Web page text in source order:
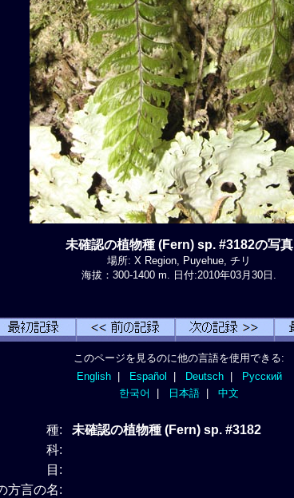
未確認の植物種 (Fern) sp. #3182の写真
場所: X Region, Puyehue, チリ
海拔：300-1400 m. 日付:2010年03月30日.
このページを見るのに他の言語を使用できる:
English| Español Deutsch|
Русский
한국어
日本語 中文
種:
未確認の植物種 (Fern) sp. #3182
科:
目:
方言の名: